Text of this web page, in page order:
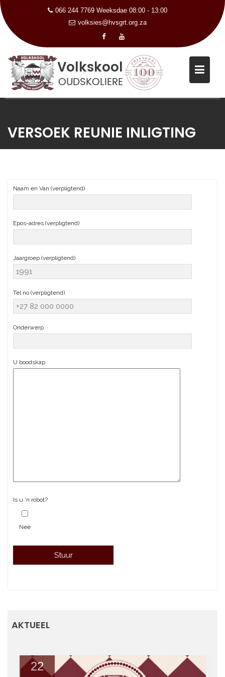
content
066 244 7769 Weeksdae 08:00 - 13:00
volksies@hvsgrt.org.za
VERSOEK REUNIE INLIGTING
Naam en Van (verpligtend)
Epos-adres (verpligtend)
Jaargroep (verpligtend)
Tel no (verpligtend)
Onderwerp
U boodskap
Is u 'n robot?
Nee
AKTUEEL
22